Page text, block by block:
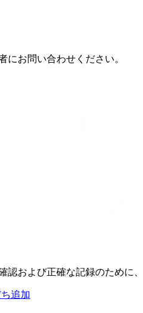
にお問い合わせください。
認および正確な記録のために
追加